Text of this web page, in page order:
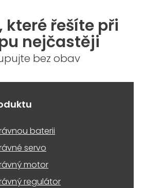
které řešíte při
nejčastěji
bez obav
baterii
servo
motor
regulátor